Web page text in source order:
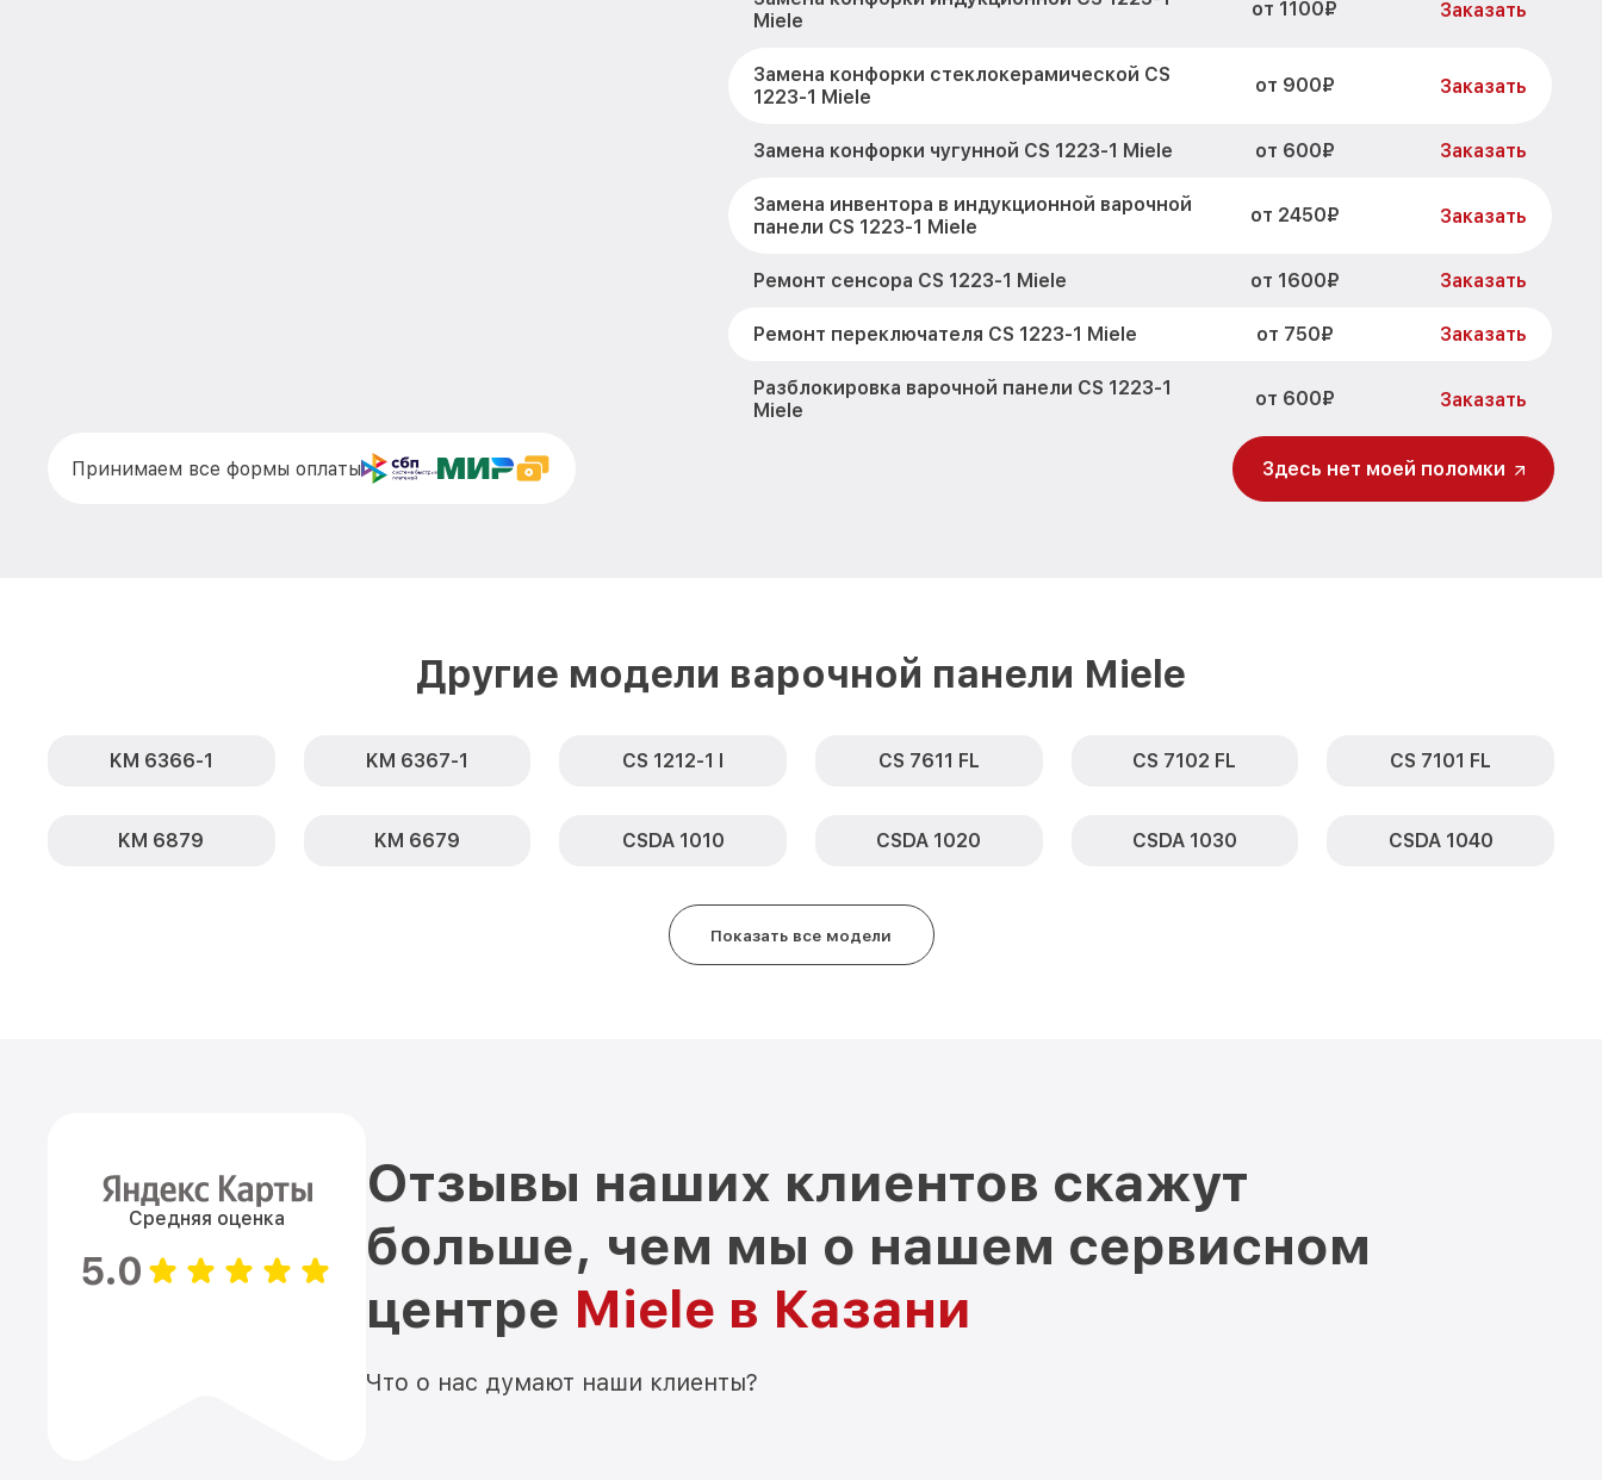
Miele
от 1100₽ Заказать
Замена конфорки стеклокерамической CS
1223-1 Miele
от 900₽ Заказать
Замена конфорки чугунной CS 1223-1 Miele от 600₽ Заказать
Замена инвентора в индукционной варочной
панели CS 1223-1 Miele
от 2450₽ Заказать
Ремонт сенсора CS 1223-1 Miele от 1600₽ Заказать
Ремонт переключателя CS 1223-1 Miele от 750₽ Заказать
Разблокировка варочной панели CS 1223-1
Miele
от 600₽ Заказать
от 1600₽ Заказать
Принимаем все формы оплаты Здесь нет моей поломки
Другие модели варочной панели Miele
KM 6366-1 KM 6367-1 CS 1212-1 I CS 7611 FL CS 7102 FL CS 7101 FL
KM 6879 KM 6679 CSDA 1010 CSDA 1020 CSDA 1030 CSDA 1040
Показать все модели
Средняя оценка
5.0
Отзывы наших клиентов скажут
больше, чем мы о нашем сервисном
центре Miele в Казани
Что о нас думают наши клиенты?